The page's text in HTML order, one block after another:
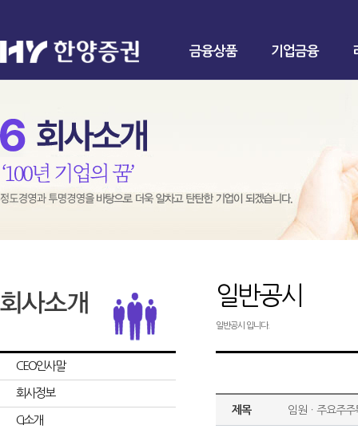
금융상품 기업금융
CEO인사말
회사정보
CI소개
일반공시
일반공시 입니다.
제목 임원ㆍ주요주